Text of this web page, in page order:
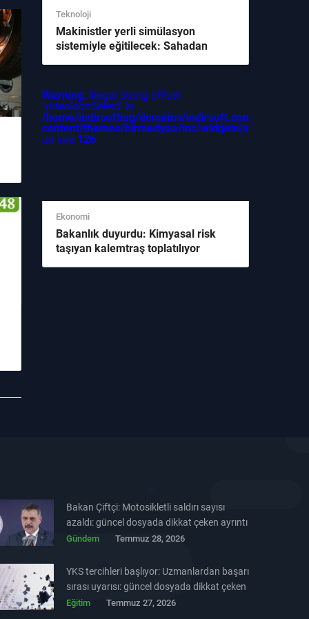
Teknoloji
Makinistler yerli simülasyon
sistemiyle eğitilecek: Sahadan
Warning: Illegal string offset
'videoIconSelect' in
/home/indirsofting/domains/indirsoft.com/
content/themes/birmedyaa/inc/widgets/sidebar/
on line 126
Ekonomi
Bakanlık duyurdu: Kimyasal risk
taşıyan kalemtraş toplatılıyor
Bakan Çiftçi: Motosikletli saldırı sayısı
azaldı: güncel dosyada dikkat çeken ayrıntı
Gündem Temmuz 28, 2026
YKS tercihleri başlıyor: Uzmanlardan başarı
sırası uyarısı: güncel dosyada dikkat çeken
ayrıntı
Eğitim Temmuz 27, 2026